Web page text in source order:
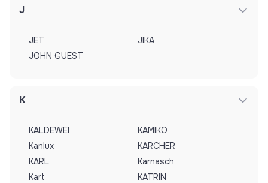
J
JET
JIKA
JOHN GUEST
K
KALDEWEI
KAMIKO
Kanlux
KARCHER
KARL
Karnasch
Kart
KATRIN